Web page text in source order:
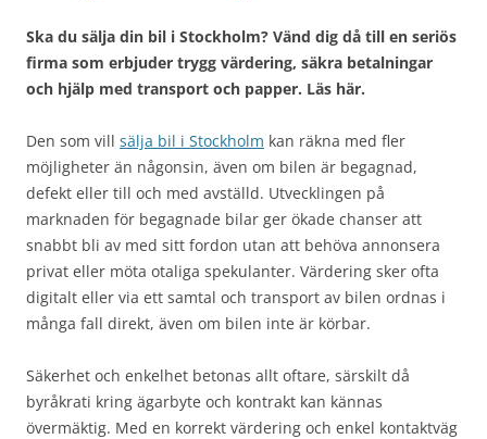
Ska du sälja din bil i Stockholm? Vänd dig då till en seriös
firma som erbjuder trygg värdering, säkra betalningar
och hjälp med transport och papper. Läs här.
Den som vill sälja bil i Stockholm kan räkna med fler
möjligheter än någonsin, även om bilen är begagnad,
defekt eller till och med avställd. Utvecklingen på
marknaden för begagnade bilar ger ökade chanser att
snabbt bli av med sitt fordon utan att behöva annonsera
privat eller möta otaliga spekulanter. Värdering sker ofta
digitalt eller via ett samtal och transport av bilen ordnas i
många fall direkt, även om bilen inte är körbar.
Säkerhet och enkelhet betonas allt oftare, särskilt då
byråkrati kring ägarbyte och kontrakt kan kännas
övermäktig. Med en korrekt värdering och enkel kontaktväg